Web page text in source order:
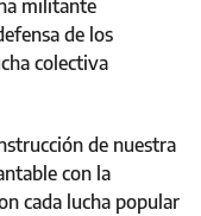
militante
de los
colectiva
de nuestra
con la
cada lucha popular